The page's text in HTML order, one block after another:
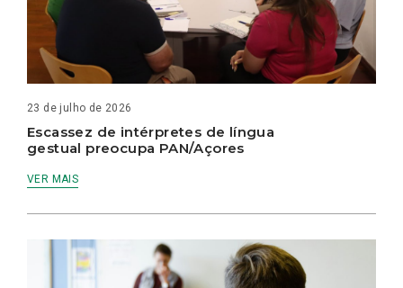
23 de julho de 2026
Escassez de intérpretes de língua
gestual preocupa PAN/Açores
VER MAIS